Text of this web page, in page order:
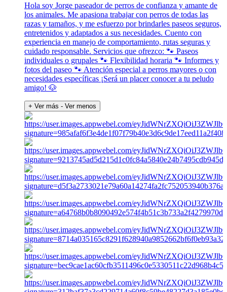
Hola soy Jorge paseador de perros de confianza y amante de
los animales. Me apasiona trabajar con perros de todas las
razas y tamaños, y me esfuerzo por brindarles paseos seguros,
entretenidos y adaptados a sus necesidades. Cuento con
experiencia en manejo de comportamiento, rutas seguras y
cuidado responsable. Servicios que ofrezco: 🐾 Paseos
individuales o grupales 🐾 Flexibilidad horaria 🐾 Informes y
fotos del paseo 🐾 Atención especial a perros mayores o con
necesidades específicas ¡Será un placer conocer a tu peludo
amigo! 🐶
+ Ver más - Ver menos